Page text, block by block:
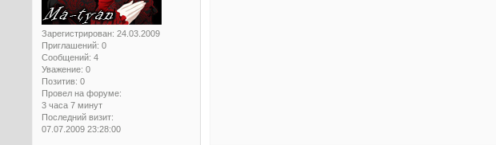
Зарегистрирован: 24.03.2009
Приглашений: 0
Сообщений: 4
Уважение: 0
Позитив: 0
Провел на форуме:
3 часа 7 минут
Последний визит:
07.07.2009 23:28:00